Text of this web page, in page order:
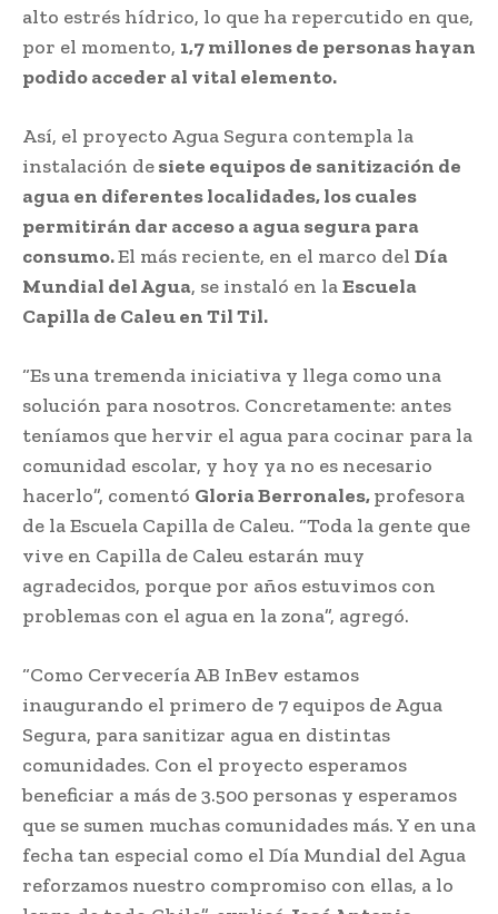
alto estrés hídrico, lo que ha repercutido en que,
por el momento, 1,7 millones de personas hayan
podido acceder al vital elemento.
Así, el proyecto Agua Segura contempla la
instalación desiete equipos de sanitización de
agua en diferentes localidades, los cuales
permitirán dar acceso a agua segura para
consumo.El más reciente, en el marco del Día
Mundial del Agua, se instaló en laEscuela
Capilla de Caleu en Til Til.
“Es una tremenda iniciativa y llega como una
solución para nosotros. Concretamente: antes
teníamos que hervir el agua para cocinar para la
comunidad escolar, y hoy ya no es necesario
hacerlo”, comentó Gloria Berronales,profesora
de la Escuela Capilla de Caleu. “Toda la gente que
vive en Capilla de Caleu estarán muy
agradecidos, porque por años estuvimos con
problemas con el agua en la zona”, agregó.
“Como Cervecería AB InBev estamos
inaugurando el primero de 7 equipos de Agua
Segura, para sanitizar agua en distintas
comunidades. Con el proyecto esperamos
beneficiar a más de 3.500 personas y esperamos
que se sumen muchas comunidades más. Y en una
fecha tan especial como el Día Mundial del Agua
reforzamos nuestro compromiso con ellas, a lo